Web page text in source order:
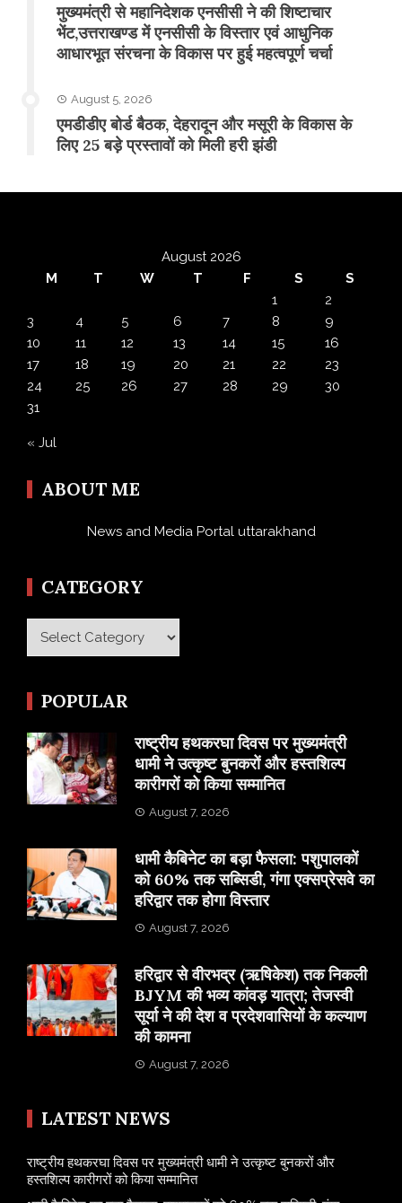
मुख्यमंत्री से महानिदेशक एनसीसी ने की शिष्टाचार
भेंट,उत्तराखण्ड में एनसीसी के विस्तार एवं आधुनिक
आधारभूत संरचना के विकास पर हुई महत्वपूर्ण चर्चा
August 5, 2026
एमडीडीए बोर्ड बैठक, देहरादून और मसूरी के विकास के
लिए 25 बड़े प्रस्तावों को मिली हरी झंडी
August 2026
M
T W T F S
S
1
2
3
4 5 6 7 8
9
10
11 12 13 14 15
16
17
18 19 20 21 22
23
24
25 26 27 28 29
30
31
« Jul
ABOUT ME
News and Media Portal uttarakhand
CATEGORY
Category
POPULAR
राष्ट्रीय हथकरघा दिवस पर मुख्यमंत्री
धामी ने उत्कृष्ट बुनकरों और हस्तशिल्प
कारीगरों को किया सम्मानित
August 7, 2026
​धामी कैबिनेट का बड़ा फैसला: पशुपालकों
को 60% तक सब्सिडी, गंगा एक्सप्रेसवे का
हरिद्वार तक होगा विस्तार
August 7, 2026
​हरिद्वार से वीरभद्र (ऋषिकेश) तक निकली
BJYM की भव्य कांवड़ यात्रा; तेजस्वी
सूर्या ने की देश व प्रदेशवासियों के कल्याण
की कामना
August 7, 2026
LATEST NEWS
राष्ट्रीय हथकरघा दिवस पर मुख्यमंत्री धामी ने उत्कृष्ट बुनकरों और
हस्तशिल्प कारीगरों को किया सम्मानित